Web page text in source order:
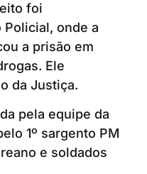
foi
Policial, onde a
a prisão em
Ele
da Justiça.
pela equipe da
1º sargento PM
e soldados